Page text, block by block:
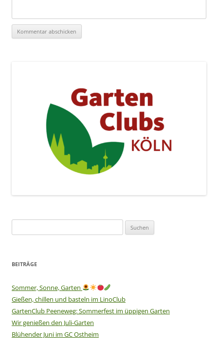
nach:
BEITRÄGE
Sommer, Sonne, Garten
Gießen, chillen und basteln im LinoClub
GartenClub Peeneweg: Sommerfest im üppigen Garten
Wir genießen den Juli-Garten
Blühender Juni im GC Ostheim